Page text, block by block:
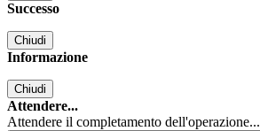
Successo
Chiudi
Informazione
Chiudi
Attendere...
Attendere il completamento dell'operazione...